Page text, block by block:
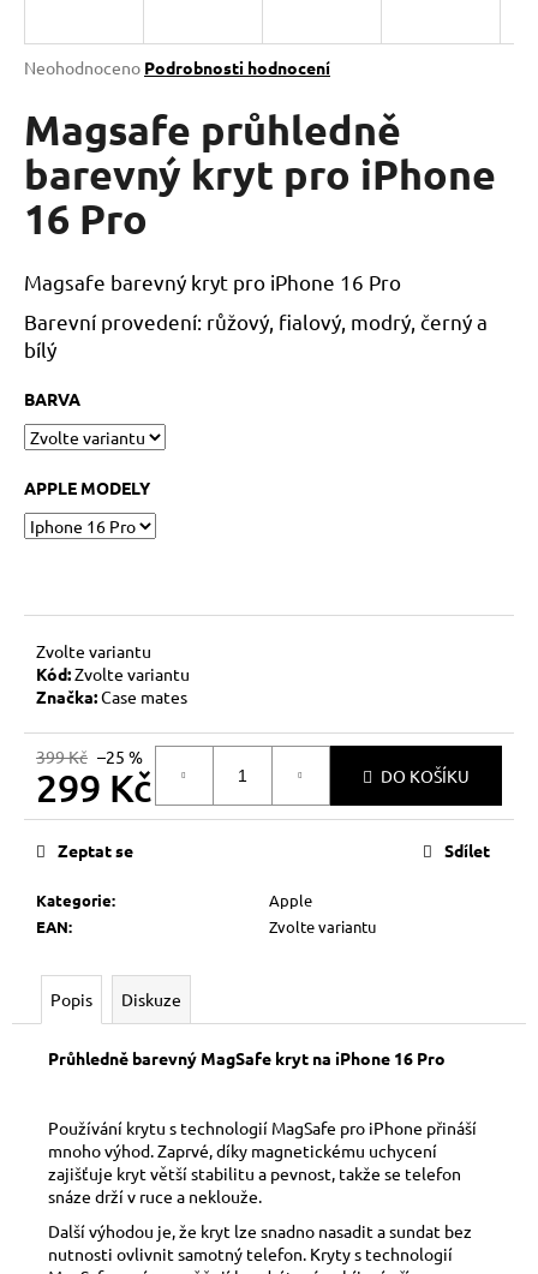
Průměrné
produktu
je
0,0
5
hvězdiček.
Neohodnoceno Podrobnosti hodnocení
Magsafe průhledně
barevný kryt pro iPhone
16 Pro
Magsafe barevný kryt pro iPhone 16 Pro
Barevní provedení: růžový, fialový, modrý, černý a
bílý
BARVA
APPLE MODELY
Zvolte variantu
Kód:Zvolte variantu
Značka:Case mates
399 Kč –25 %
299 Kč
Měrná
DO KOŠÍKU
Kategorie:
Apple
EAN: Zvolte variantu
Zeptat se Sdílet
Popis Diskuze
Průhledně barevný MagSafe kryt na iPhone 16 Pro
Používání krytu s technologií MagSafe pro iPhone přináší
mnoho výhod. Zaprvé, díky magnetickému uchycení
zajišťuje kryt větší stabilitu a pevnost, takže se telefon
snáze drží v ruce a neklouže.
Další výhodou je, že kryt lze snadno nasadit a sundat bez
nutnosti ovlivnit samotný telefon. Kryty s technologií
j
t
?
HLEDAT
o
p
r
u
č
e
m
e